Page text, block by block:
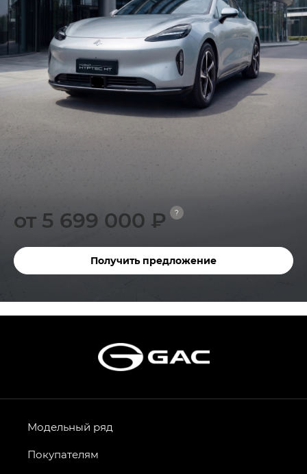
от 5 699 000 ₽ ?
Получить предложение
Модельный ряд
Покупателям